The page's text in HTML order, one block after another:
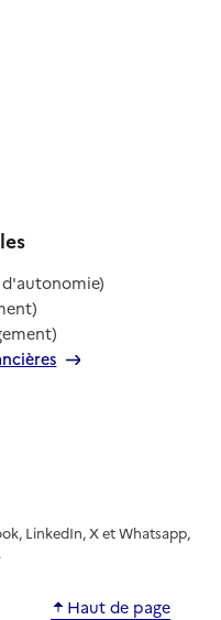
X
LinkedIn, X et Whatsapp,
.
Haut de page